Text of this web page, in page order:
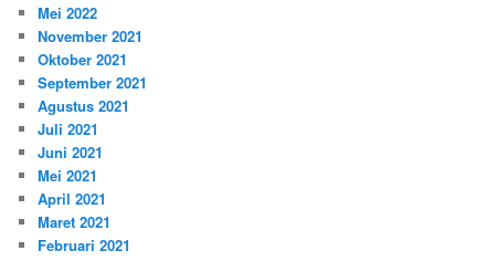
Mei 2022
November 2021
Oktober 2021
September 2021
Agustus 2021
Juli 2021
Juni 2021
Mei 2021
April 2021
Maret 2021
Februari 2021